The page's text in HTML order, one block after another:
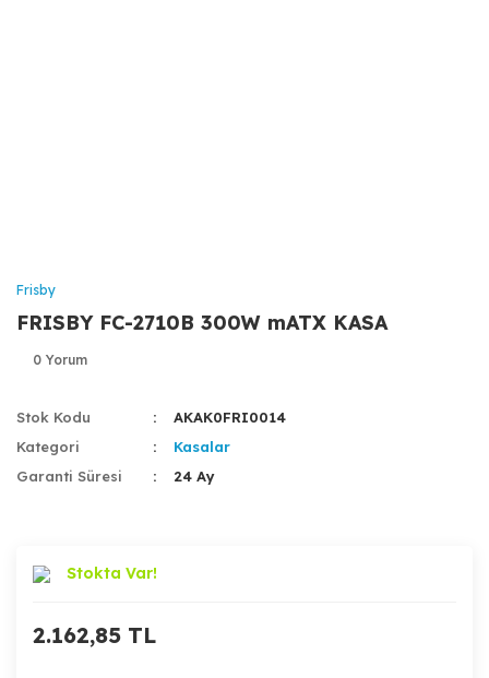
Frisby
FRISBY FC-2710B 300W mATX KASA
0 Yorum
Stok Kodu
AKAK0FRI0014
Kategori
Kasalar
Garanti Süresi
24 Ay
Stokta Var!
2.162,85 TL